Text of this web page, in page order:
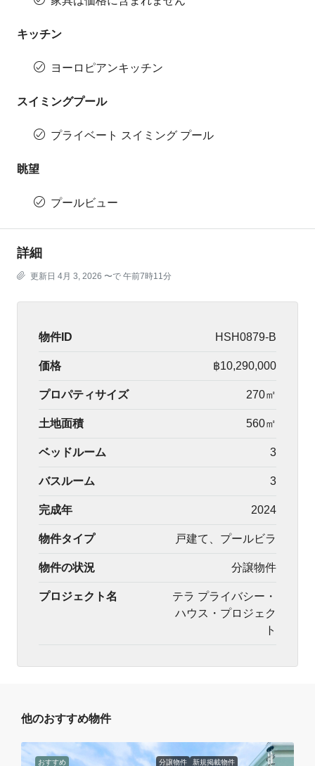
キッチン
ヨーロピアンキッチン
スイミングプール
プライベート スイミング プール
眺望
プールビュー
詳細
更新日 4月 3, 2026 〜で 午前7時11分
物件ID HSH0879-B
価格 ฿10,290,000
プロパティサイズ 270㎡
土地面積 560㎡
ベッドルーム 3
バスルーム 3
完成年 2024
物件タイプ 戸建て、プールビラ
物件の状況 分譲物件
プロジェクト名
テラ プライバシー・
ハウス・プロジェク
ト
他のおすすめ物件
おすすめ 分譲物件 新規掲載物件